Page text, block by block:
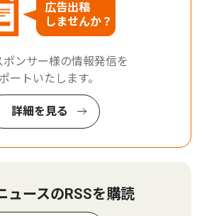
広告出稿
しませんか？
ポンサー様の情報発信を
ートいたします。
詳細を見る
ュースのRSSを購読